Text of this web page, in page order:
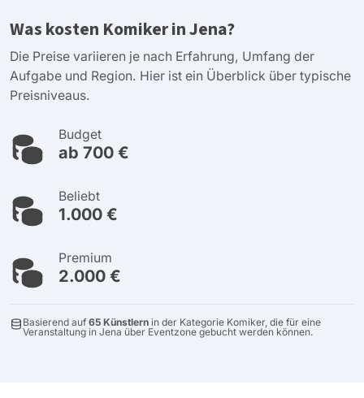
Was kosten Komiker in Jena?
Die Preise variieren je nach Erfahrung, Umfang der
Aufgabe und Region. Hier ist ein Überblick über typische
Preisniveaus.
Budget
ab 700 €
Beliebt
1.000 €
Premium
2.000 €
Basierend auf 65 Künstlern in der Kategorie Komiker, die für eine
Veranstaltung in Jena über Eventzone gebucht werden können.